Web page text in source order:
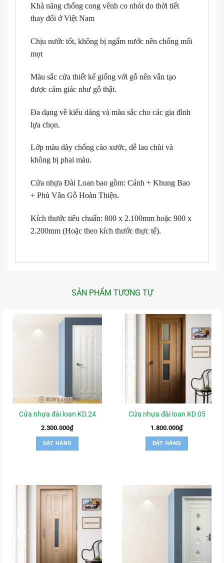
Khả năng chống cong vênh co nhót do thời tiết
thay đổi ở Việt Nam
Chịu nước tốt, không bị ngấm nước nên chống mối
mọt
Màu sắc cửa thiết kế giống với gỗ nên vẫn tạo
được cảm giác như gỗ thật.
Đa dạng về kiểu dáng và màu sắc cho các gia đình
lựa chọn.
Lớp màu dày chống cào xước, dễ lau chùi và
không bị phai màu.
Cửa nhựa Đài Loan bao gồm: Cánh + Khung Bao
+ Phủ Vân Gỗ Hoàn Thiện.
Kích thước tiêu chuẩn: 800 x 2.100mm hoặc 900 x
2.200mm (Hoặc theo kích thước thực tế).
SẢN PHẨM TƯƠNG TỰ
Cửa nhựa đài loan KD.24
2.300.000₫
ĐẶT HÀNG
Cửa nhựa đài loan KD.05
1.800.000₫
ĐẶT HÀNG